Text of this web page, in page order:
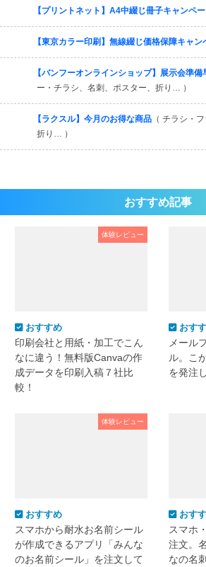
【プリントネット】A4中綴じ冊子キャンペ
【東京カラー印刷】無線綴じ価格保障キャン
【バンフーオンラインショップ】展示会準
ー・チラシ、名刺、ポスター、折り… ）
【ラクスル】今月のお得な商品 （ チラシ・
折り… ）
おすすめ記事
体験レビュー
おすすめ
印刷会社と用紙・加工でこん
なに違う！無料版Canvaの作
成データを印刷入稿７社比
較！
おす
メール
ル。こ
を発注
体験レビュー
おすすめ
スマホから耐水お名前シール
が作成できるアプリ「みんな
のお名前シール」を注文して
おす
スマホ
注文。
なの名